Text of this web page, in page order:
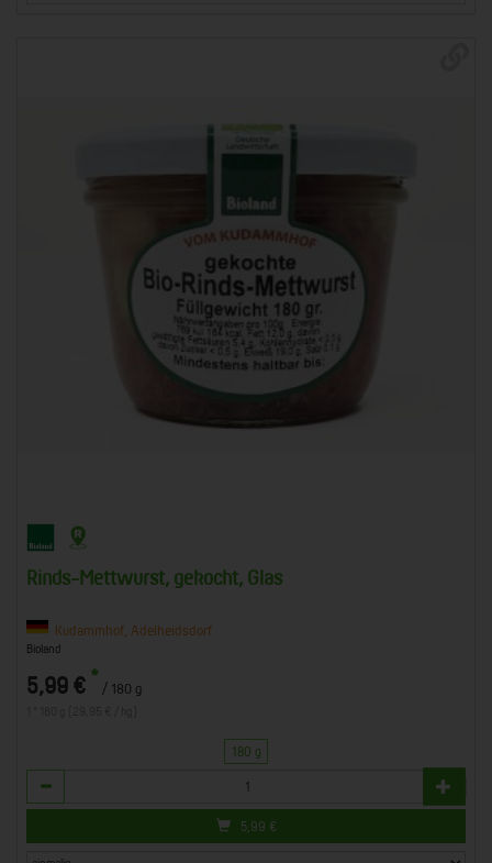
Rinds-Mettwurst, gekocht, Glas
Kudammhof, Adelheidsdorf
Bioland
5,99 € * / 180 g
180 g
Anzahl
5,99 €